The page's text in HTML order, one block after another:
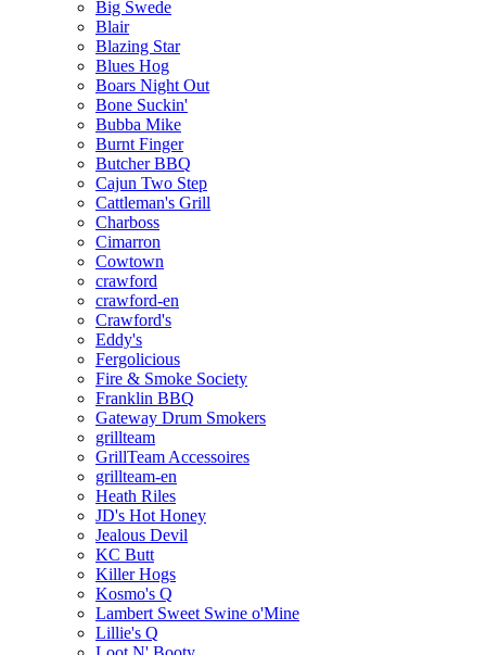
Big Swede
Blair
Blazing Star
Blues Hog
Boars Night Out
Bone Suckin'
Bubba Mike
Burnt Finger
Butcher BBQ
Cajun Two Step
Cattleman's Grill
Charboss
Cimarron
Cowtown
crawford
crawford-en
Crawford's
Eddy's
Fergolicious
Fire & Smoke Society
Franklin BBQ
Gateway Drum Smokers
grillteam
GrillTeam Accessoires
grillteam-en
Heath Riles
JD's Hot Honey
Jealous Devil
KC Butt
Killer Hogs
Kosmo's Q
Lambert Sweet Swine o'Mine
Lillie's Q